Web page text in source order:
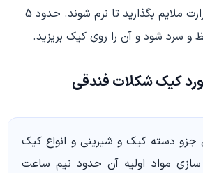
حدود 3 دقیقه روی حرارت ملایم بگذارید تا نرم شوند. حدود 5
و سرد شود و آن را روی کیک بریزید.
کیک شکلات فندقی
دسته کیک و شیرینی و انواع کیک
مواد اولیه آن حدود نیم ساعت